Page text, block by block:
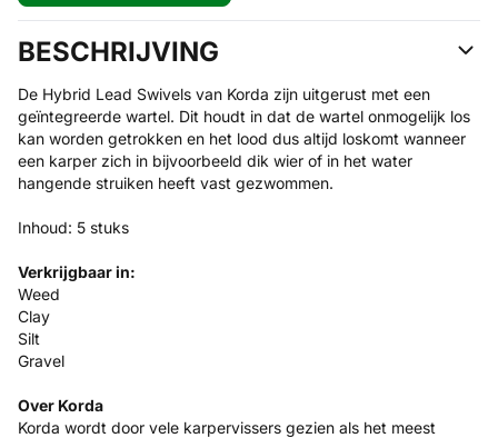
BESCHRIJVING
De Hybrid Lead Swivels van Korda zijn uitgerust met een
geïntegreerde wartel. Dit houdt in dat de wartel onmogelijk los
kan worden getrokken en het lood dus altijd loskomt wanneer
een karper zich in bijvoorbeeld dik wier of in het water
hangende struiken heeft vast gezwommen.
Inhoud: 5 stuks
Verkrijgbaar in:
Weed
Clay
Silt
Gravel
Over Korda
Korda wordt door vele karpervissers gezien als het meest